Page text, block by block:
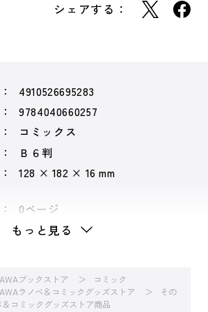
シェアする：
4910526695283
9784040660257
コミックス
Ｂ６判
128 × 182 × 16 mm
0ページ
もっと見る
ブックストア
コミック
ラノベ＆コミックグッズストア
その
コミックグッズストア商品